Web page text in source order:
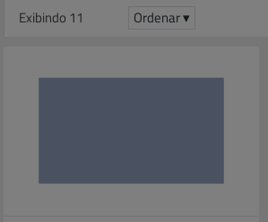
Exibindo 11 Ordenar ▾